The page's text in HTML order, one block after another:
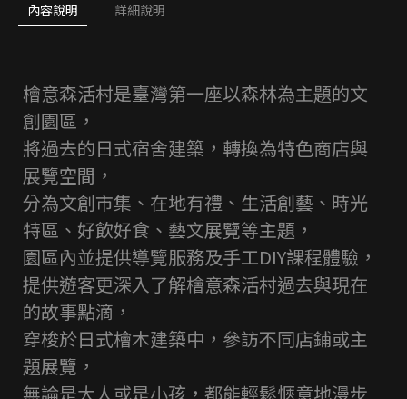
內容說明 詳細說明
檜意森活村是臺灣第一座以森林為主題的文
創園區，
將過去的日式宿舍建築，轉換為特色商店與
展覽空間，
分為文創市集、在地有禮、生活創藝、時光
特區、好飲好食、藝文展覽等主題，
園區內並提供導覽服務及手工DIY課程體驗，
提供遊客更深入了解檜意森活村過去與現在
的故事點滴，
穿梭於日式檜木建築中，參訪不同店鋪或主
題展覽，
無論是大人或是小孩，都能輕鬆愜意地漫步